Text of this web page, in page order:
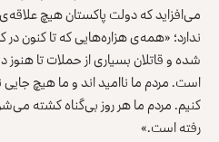
می‌افزاید که دولت پاکستان هیچ علاقه‌ی
ندارد؛ «همه‌ی هزاره‌هایی که تا کنون
شده و قاتلان بسیاری از حملات تا هنوز
است. مردم ما ناامید اند و ما هیچ جایی
کنیم. مردم ما هر روز بی‌گناه کشته
رفته است.»